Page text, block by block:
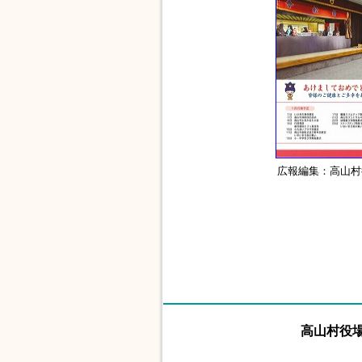
広報編集：高山
高山村役